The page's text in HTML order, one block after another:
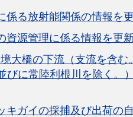
係る放射能関係の情報を
資源管理に係る情報を更新
大橋の下流（支流を含
びに常陸利根川を除く。
キガイの採捕及び出荷の